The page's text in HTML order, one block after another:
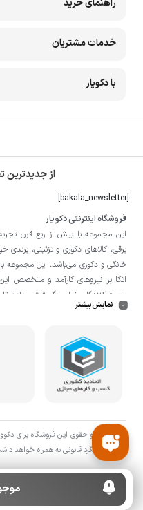
خدمات مشتریان
با دکویار
از جدیدترین
[bakala_newsletter]
فروشگاه اینترنتی دکویار
این مجموعه با بيش از ربع قرن
برقی، کالاهای دکوری و تزئینی، برندی
خانگی و دکوری می‌باشد. این مجموعه با
اتکا بر نيروهای كارآمد و متخصص
مصرف‌كنندگان نهايی گسترش داده
خدماتی گسترده‌تر و كيفی‌تر در
کالا از انبار تنها در صورت ثبت
نمایش بیشتر
تمامی حق و حقوق اين فروشگاه برای
اقتصادی پیگرد قانونی به همراه خواهد داشت.